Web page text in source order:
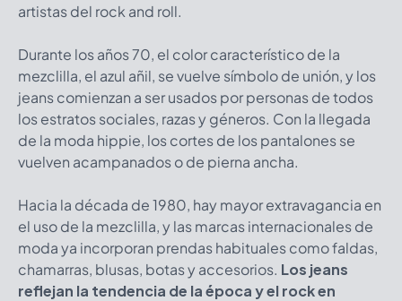
artistas del rock and roll.
Durante los años 70, el color característico de la
mezclilla, el azul añil, se vuelve símbolo de unión, y los
jeans comienzan a ser usados por personas de todos
los estratos sociales, razas y géneros. Con la llegada
de la moda hippie, los cortes de los pantalones se
vuelven acampanados o de pierna ancha.
Hacia la década de 1980, hay mayor extravagancia en
el uso de la mezclilla, y las marcas internacionales de
moda ya incorporan prendas habituales como faldas,
chamarras, blusas, botas y accesorios. Los jeans
reflejan la tendencia de la época y el rock en